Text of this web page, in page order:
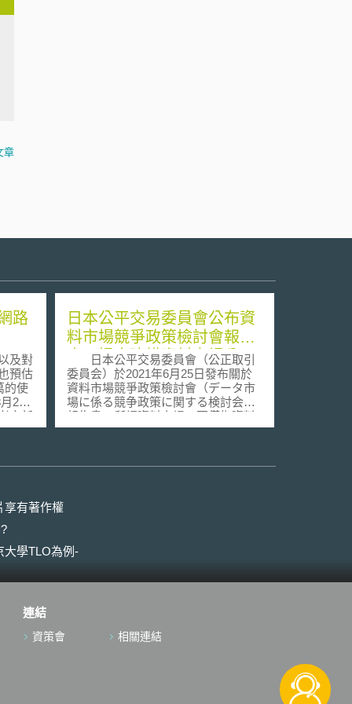
章
路
及對
預估
的使
29
之新
用
服
程
，原
擇的
確保
裝盒
標
電
日本公平交易委員會公布資
料市場競爭政策檢討會報告
書，提出建構資料市場公平
競爭環境之政策建議
日本公平交易委員會（公正取引
委員会）於2021年6月25日發布關於
資料市場競爭政策檢討會（データ市
場に係る競争政策に関する検討会）
報告書。所謂資料市場，不僅指資料
從產出、蒐集、整理儲存（蓄積）、
參與資料市場、活用資料經營相關商
業活動的情形漸增。同時，資料不同
（1）技術上容易複製；（2）無法建
使用資料持續優化產品機能。而累積
大量資料的數位平台業者，亦可能藉
享有著作權
大學TLO為例-
連結
資策會 相關連結